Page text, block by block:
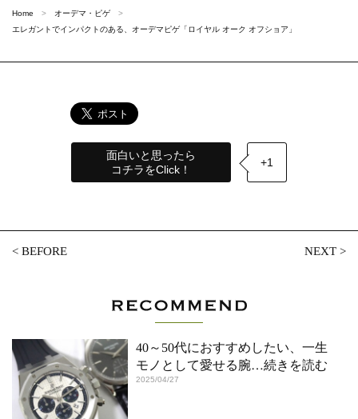
Home
オーデマ・ピゲ
エレガントでインパクトのある、オーデマピゲ「ロイヤル オーク オフショア」
面白いと思ったら
コチラをClick！
+1
<BEFORE NEXT>
40～50代におすすめしたい、一生
モノとして愛せる腕…続きを読む
2025/04/27